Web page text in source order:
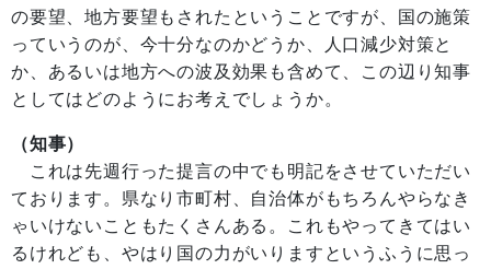
の要望、地方要望もされたということですが、国の施策
っていうのが、今十分なのかどうか、人口減少対策と
か、あるいは地方への波及効果も含めて、この辺り知事
としてはどのようにお考えでしょうか。
（知事）
これは先週行った提言の中でも明記をさせていただい
ております。県なり市町村、自治体がもちろんやらなき
ゃいけないこともたくさんある。これもやってきてはい
るけれども、やはり国の力がいりますというふうに思っ